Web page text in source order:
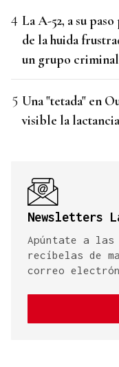
La A-52, a su
de la huida
un grupo criminal
Una "tetada" en
visible la lactancia
Newsletters
Apúntate a las
recíbelas de
correo